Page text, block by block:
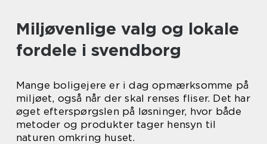
Miljøvenlige valg og lokale
fordele i svendborg
Mange boligejere er i dag opmærksomme på
miljøet, også når der skal renses fliser. Det har
øget efterspørgslen på løsninger, hvor både
metoder og produkter tager hensyn til
naturen omkring huset.